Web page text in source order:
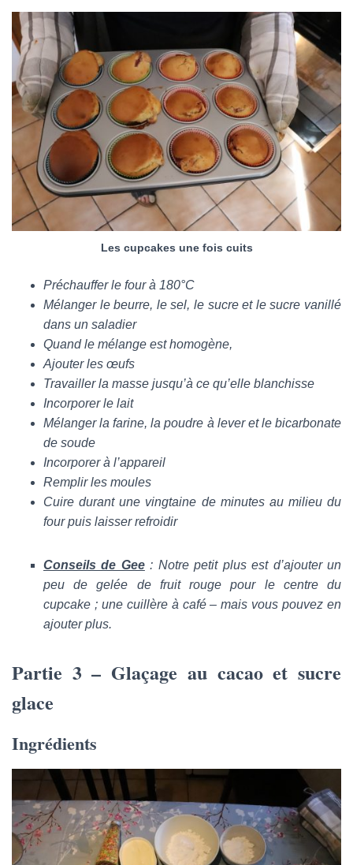
Les cupcakes une fois cuits
Préchauffer le four à 180°C
Mélanger le beurre, le sel, le sucre et le sucre vanillé
dans un saladier
Quand le mélange est homogène,
Ajouter les œufs
Travailler la masse jusqu’à ce qu’elle blanchisse
Incorporer le lait
Mélanger la farine, la poudre à lever et le bicarbonate
de soude
Incorporer à l’appareil
Remplir les moules
Cuire durant une vingtaine de minutes au milieu du
four puis laisser refroidir
Conseils de Gee: Notre petit plus est d’ajouter un
peu de gelée de fruit rouge pour le centre du
cupcake ; une cuillère à café – mais vous pouvez en
ajouter plus.
Partie 3 – Glaçage au cacao et sucre
glace
Ingrédients